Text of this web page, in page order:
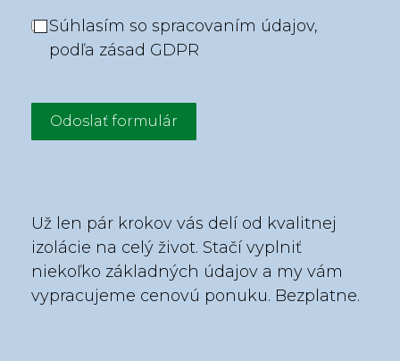
Súhlasím so spracovaním údajov,
podľa zásad GDPR
Odoslať formulár
Už len pár krokov vás delí od kvalitnej
izolácie na celý život. Stačí vyplniť
niekoľko základných údajov a my vám
vypracujeme cenovú ponuku. Bezplatne.